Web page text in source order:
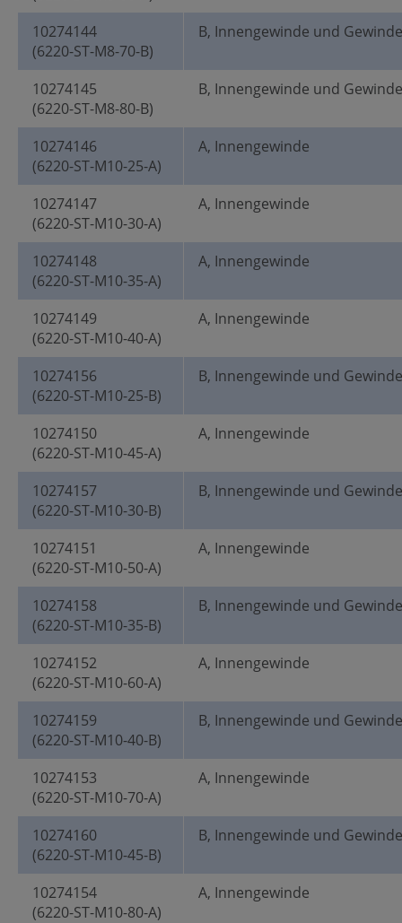
10274144
(6220-ST-M8-70-B)
B, Innengewinde und
10274145
(6220-ST-M8-80-B)
B, Innengewinde und
10274146
(6220-ST-M10-25-A)
A, Innengewinde
10274147
(6220-ST-M10-30-A)
A, Innengewinde
10274148
(6220-ST-M10-35-A)
A, Innengewinde
10274149
(6220-ST-M10-40-A)
A, Innengewinde
10274156
(6220-ST-M10-25-B)
B, Innengewinde und
10274150
(6220-ST-M10-45-A)
A, Innengewinde
10274157
(6220-ST-M10-30-B)
B, Innengewinde und
10274151
(6220-ST-M10-50-A)
A, Innengewinde
10274158
(6220-ST-M10-35-B)
B, Innengewinde und
10274152
(6220-ST-M10-60-A)
A, Innengewinde
10274159
(6220-ST-M10-40-B)
B, Innengewinde und
10274153
(6220-ST-M10-70-A)
A, Innengewinde
10274160
(6220-ST-M10-45-B)
B, Innengewinde und
10274154
(6220-ST-M10-80-A)
A, Innengewinde